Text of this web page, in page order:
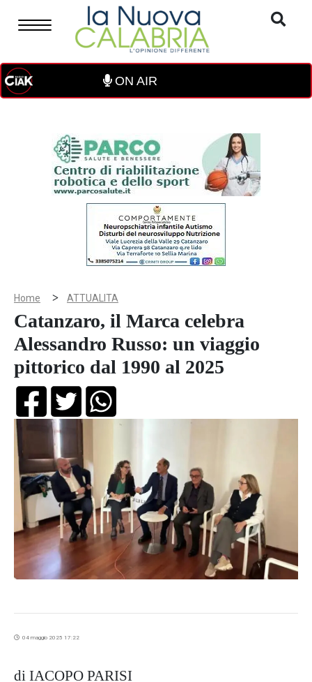
ON AIR
Home > ATTUALITA
Catanzaro, il Marca celebra
Alessandro Russo: un viaggio
pittorico dal 1990 al 2025
04 maggio 2025 17:22
di IACOPO PARISI